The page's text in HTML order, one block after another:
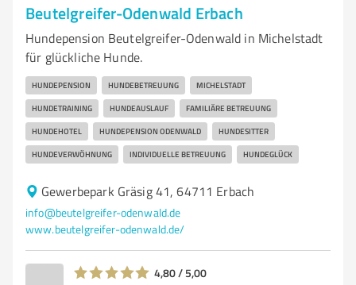
Beutelgreifer-Odenwald Erbach
Hundepension Beutelgreifer-Odenwald in Michelstadt
für glückliche Hunde.
HUNDEPENSION HUNDEBETREUUNG MICHELSTADT
HUNDETRAINING HUNDEAUSLAUF FAMILIÄRE BETREUUNG
HUNDEHOTEL HUNDEPENSION ODENWALD HUNDESITTER
HUNDEVERWÖHNUNG INDIVIDUELLE BETREUUNG HUNDEGLÜCK
Gewerbepark Gräsig 41, 64711 Erbach
info@beutelgreifer-odenwald.de
www.beutelgreifer-odenwald.de/
4,80 / 5,00